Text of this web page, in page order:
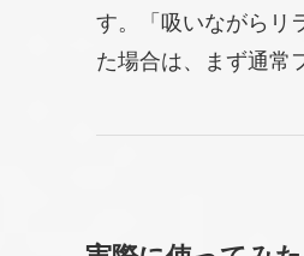
す。「吸いながらリ
た場合は、まず通常